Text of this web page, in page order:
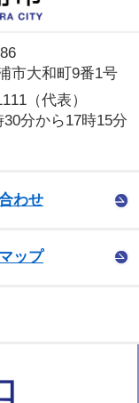
市大和町9番1号
（代表）
分から17時15分
わせ
ップ